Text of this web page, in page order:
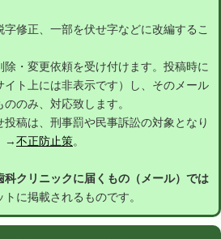
修正、一部を伏せ字などに改編するこ
・変更依頼を受け付けます。投稿時に
イト上には非表示です）し、そのメール
のみ、対応致します。
稿は、刑事罰や民事訴訟の対象となり
→不正防止策。
科クリニックに届くもの（メール）では
に掲載されるものです。